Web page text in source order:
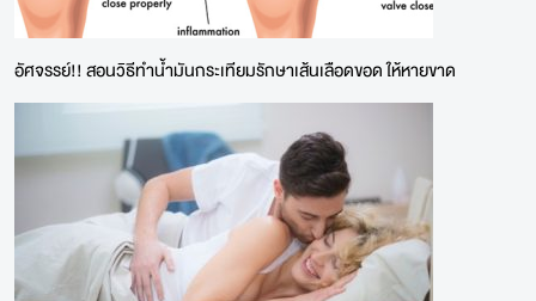
อัศจรรย์!! สอนวิธีทำน้ำมันกระเทียมรักษาเส้นเลือดขอด ให้หายขาด